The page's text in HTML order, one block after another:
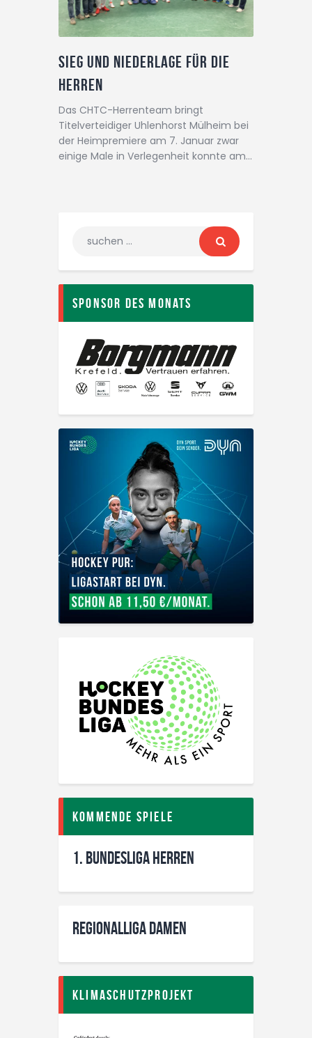
Sieg und Niederlage für die
Herren
Das CHTC-Herrenteam bringt
Titelverteidiger Uhlenhorst Mülheim bei
der Heimpremiere am 7. Januar zwar
einige Male in Verlegenheit konnte am…
Sponsor des Monats
Kommende Spiele
1. Bundesliga Herren
Regionalliga Damen
Klimaschutzprojekt